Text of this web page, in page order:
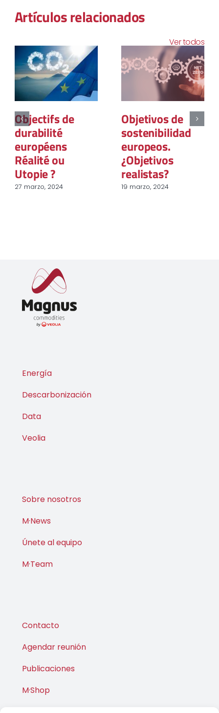
Artículos relacionados
Ver todos
Objectifs de
durabilité
européens
Réalité ou
Utopie ?
27 marzo, 2024
Objetivos de
sostenibilidad
europeos.
¿Objetivos
realistas?
19 marzo, 2024
Energía
Descarbonización
Data
Veolia
Sobre nosotros
M·News
Únete al equipo
M·Team
Contacto
Agendar reunión
Publicaciones
M·Shop